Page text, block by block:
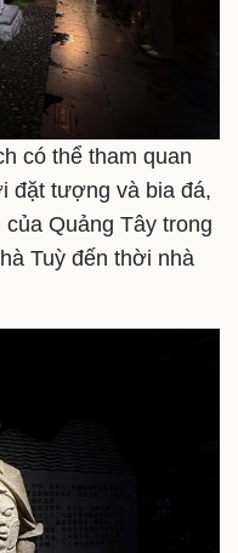
Thị trường
Giá vàng
Tiêu dùng
Tỷ giá
Giá cà phê
có thể tham quan
đặt tượng và bia đá,
Quảng Tây trong
Tuỳ đến thời nhà